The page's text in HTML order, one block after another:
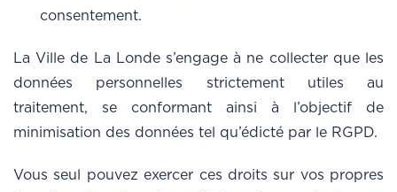
consentement.
La Ville de La Londe s’engage à ne collecter que les
données personnelles strictement utiles au
traitement, se conformant ainsi à l’objectif de
minimisation des données tel qu’édicté par le RGPD.
Vous seul pouvez exercer ces droits sur vos propres